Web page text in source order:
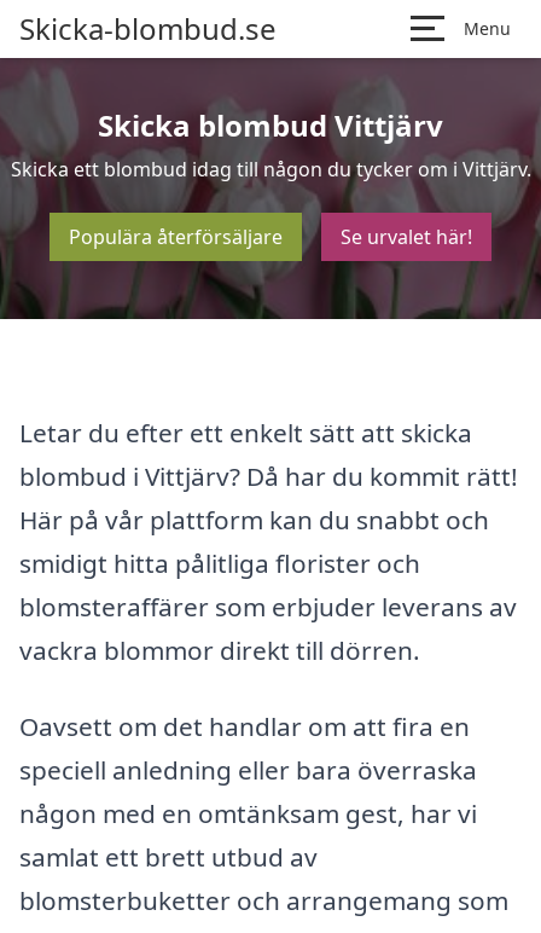
Skicka-blombud.se Menu
Skicka blombud Vittjärv
Skicka ett blombud idag till någon du tycker om i Vittjärv.
Populära återförsäljare Se urvalet här!
Letar du efter ett enkelt sätt att skicka
blombud i Vittjärv? Då har du kommit rätt!
Här på vår plattform kan du snabbt och
smidigt hitta pålitliga florister och
blomsteraffärer som erbjuder leverans av
vackra blommor direkt till dörren.
Oavsett om det handlar om att fira en
speciell anledning eller bara överraska
någon med en omtänksam gest, har vi
samlat ett brett utbud av
blomsterbuketter och arrangemang som